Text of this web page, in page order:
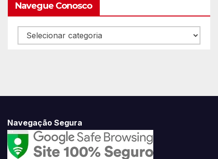
Navegue Conosco
Navegue
Conosco
Navegação Segura